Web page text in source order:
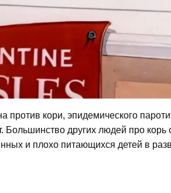
против кори, эпидемического
Большинство других людей про корь
и плохо питающихся детей в